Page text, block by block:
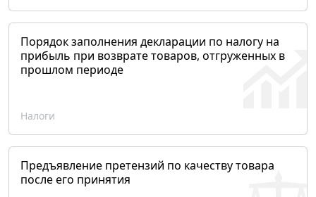
Порядок заполнения декларации по налогу на
прибыль при возврате товаров, отгруженных в
прошлом периоде
Налоги
Предъявление претензий по качеству товара
после его принятия